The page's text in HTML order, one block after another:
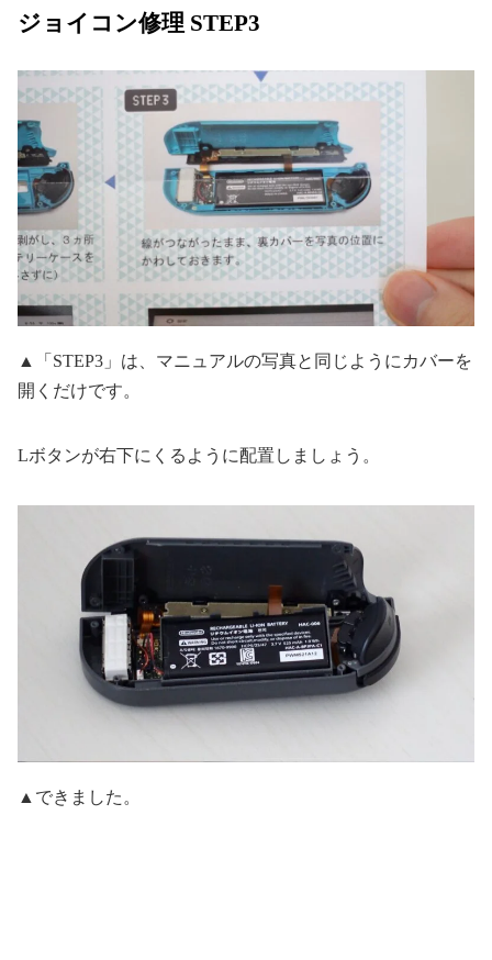
ジョイコン修理 STEP3
▲「STEP3」は、マニュアルの写真と同じようにカバーを
開くだけです。
Lボタンが右下にくるように配置しましょう。
▲できました。